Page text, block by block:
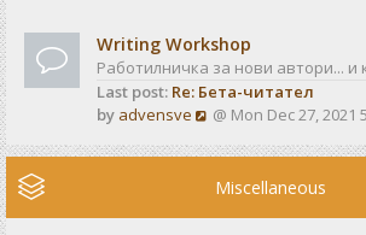
e
s
t
p
o
t
w
t
h
e
l
Writing Workshop
Работилничка за нови автори... и
Last post: Re: Бета-читател
by advensve
V
e
w
@ Mon Dec 27, 2021
Miscellaneous